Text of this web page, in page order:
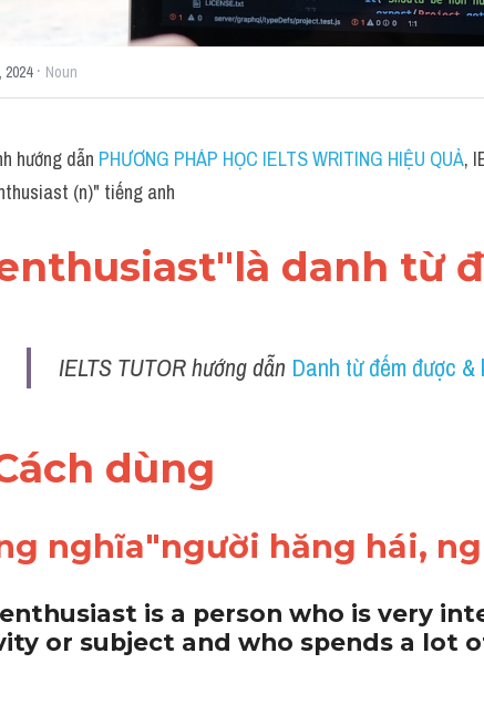
2024· Noun
hướng dẫn PHƯƠNG PHÁP HỌC IELTS WRITING HIỆU QUẢ,
(n)" tiếng anh
danh từ
IELTS TUTOR hướng dẫn Danh từ đếm được
dùng
nghĩa"người hăng hái,
is a person who is very
or subject and who spends a lot